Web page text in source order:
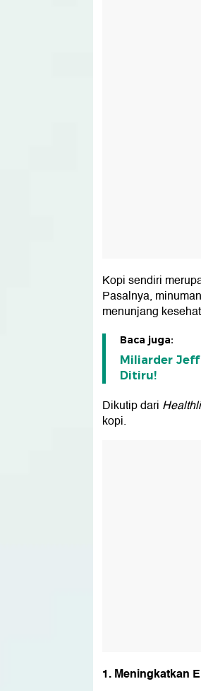
Kopi sendiri
Pasalnya,
menunjang
Baca juga:
Miliarder Jeff
Ditiru!
Dikutip dari
kopi.
1. Meningkatkan